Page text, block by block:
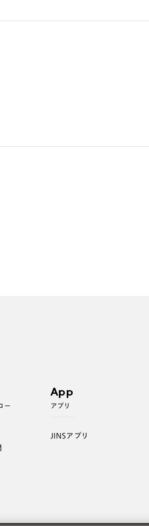
ー
App
アプリ
JINSアプリ